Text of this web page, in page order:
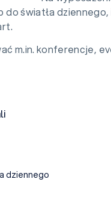
do światła
m.in. konferencje,
dziennego